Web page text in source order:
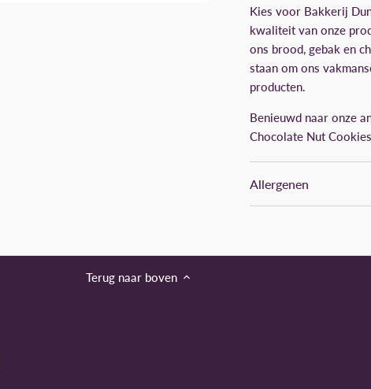
Kies voor Bakkerij
kwaliteit van onze
ons brood, gebak en
staan om ons
producten.
Benieuwd naar onze
Chocolate Nut
Allergenen
Terug naar boven